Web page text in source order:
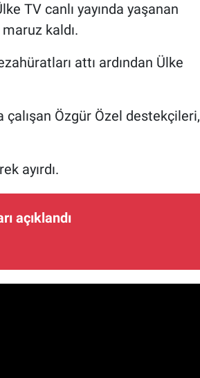
TV canlı yayında yaşanan
kaldı.
attı ardından Ülke
çalışan Özgür Özel destekçileri,
ayırdı.
açıklandı